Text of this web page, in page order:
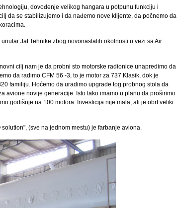
dovođenje velikog hangara u potpunu funkciju i
da se stabilizujemo i da nađemo nove klijente, da počnemo da
Jat Tehnike zbog novonastalih okolnosti u vezi sa Air
cilj nam je da probni sto motorske radionice unapredimo da
da radimo CFM 56 -3, to je motor za 737 Klasik, dok je
familiju. Hoćemo da uradimo upgrade tog probnog stola da
avione novije generacije. Isto tako imamo u planu da proširimo
godišnje na 100 motora. Investicija nije mala, ali je obrt veliki
(sve na jednom mestu) je farbanje aviona.